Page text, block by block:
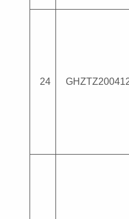
24